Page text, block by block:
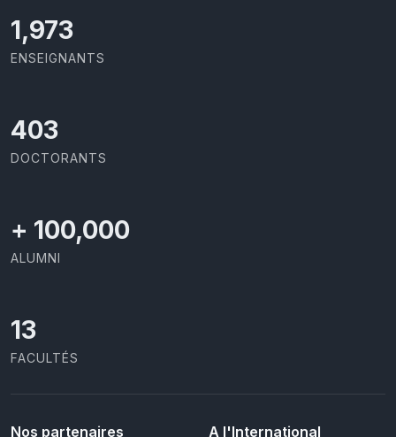
2,086
ENSEIGNANTS
426
DOCTORANTS
+ 100,000
ALUMNI
13
FACULTÉS
Nos partenaires A l'International